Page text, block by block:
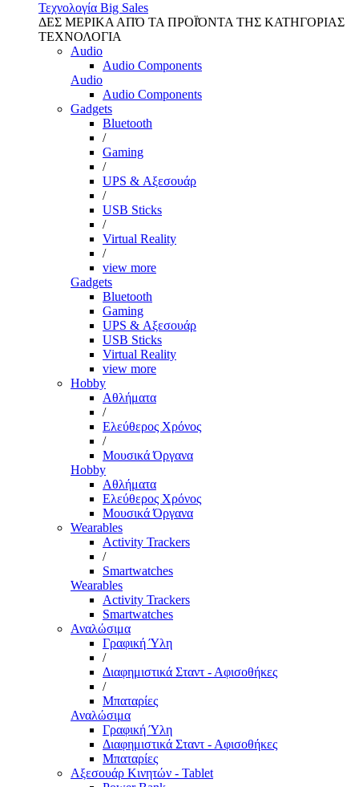
Τεχνολογία Big Sales
ΔΕΣ ΜΕΡΙΚΑ ΑΠΌ ΤΑ ΠΡΟΪΌΝΤΑ ΤΗΣ ΚΑΤΗΓΟΡΙΑΣ
ΤΕΧΝΟΛΟΓΙΑ
Audio
Audio Components
Audio
Audio Components
Gadgets
Bluetooth
/
Gaming
/
UPS & Αξεσουάρ
/
USB Sticks
/
Virtual Reality
/
view more
Gadgets
Bluetooth
Gaming
UPS & Αξεσουάρ
USB Sticks
Virtual Reality
view more
Hobby
Αθλήματα
/
Ελεύθερος Χρόνος
/
Μουσικά Όργανα
Hobby
Αθλήματα
Ελεύθερος Χρόνος
Μουσικά Όργανα
Wearables
Activity Trackers
/
Smartwatches
Wearables
Activity Trackers
Smartwatches
Αναλώσιμα
Γραφική Ύλη
/
Διαφημιστικά Σταντ - Αφισοθήκες
/
Μπαταρίες
Αναλώσιμα
Γραφική Ύλη
Διαφημιστικά Σταντ - Αφισοθήκες
Μπαταρίες
Αξεσουάρ Κινητών - Tablet